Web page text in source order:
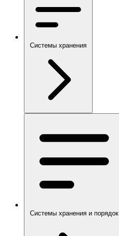
Системы хранения
Системы хранения и порядок